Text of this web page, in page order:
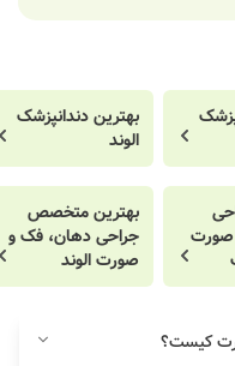
بهترین دندانپزشک
الوند
صورت
بهترین متخصص
جراحی دهان، فک و
صورت الوند
کیست؟